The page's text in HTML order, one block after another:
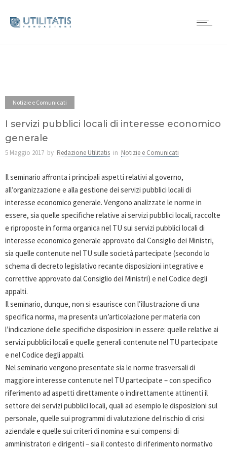
Notizie e Comunicati
I servizi pubblici locali di interesse economico
generale
5 Maggio 2017 by Redazione Utilitatis in Notizie e Comunicati
Il seminario affronta i principali aspetti relativi al governo,
all’organizzazione e alla gestione dei servizi pubblici locali di
interesse economico generale. Vengono analizzate le norme in
essere, sia quelle specifiche relative ai servizi pubblici locali, raccolte
e riproposte in forma organica nel TU sui servizi pubblici locali di
interesse economico generale approvato dal Consiglio dei Ministri,
sia quelle contenute nel TU sulle società partecipate (secondo lo
schema di decreto legislativo recante disposizioni integrative e
correttive approvato dal Consiglio dei Ministri) e nel Codice degli
appalti.
Il seminario, dunque, non si esaurisce con l’illustrazione di una
specifica norma, ma presenta un’articolazione per materia con
l’indicazione delle specifiche disposizioni in essere: quelle relative ai
servizi pubblici locali e quelle generali contenute nel TU partecipate
e nel Codice degli appalti.
Nel seminario vengono presentate sia le norme trasversali di
maggiore interesse contenute nel TU partecipate – con specifico
riferimento ad aspetti direttamente o indirettamente attinenti il
settore dei servizi pubblici locali, quali ad esempio le disposizioni sul
personale, quelle sui programmi di valutazione del rischio di crisi
aziendale e quelle sui criteri di nomina e sui compensi di
amministratori e dirigenti – sia il contesto di riferimento normativo